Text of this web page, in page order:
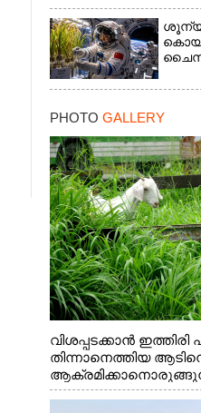
PHOTO GALLERY
വിശപ്പടക്കാൻ
തിന്നാനെത്തിയ
എറണാകുളം